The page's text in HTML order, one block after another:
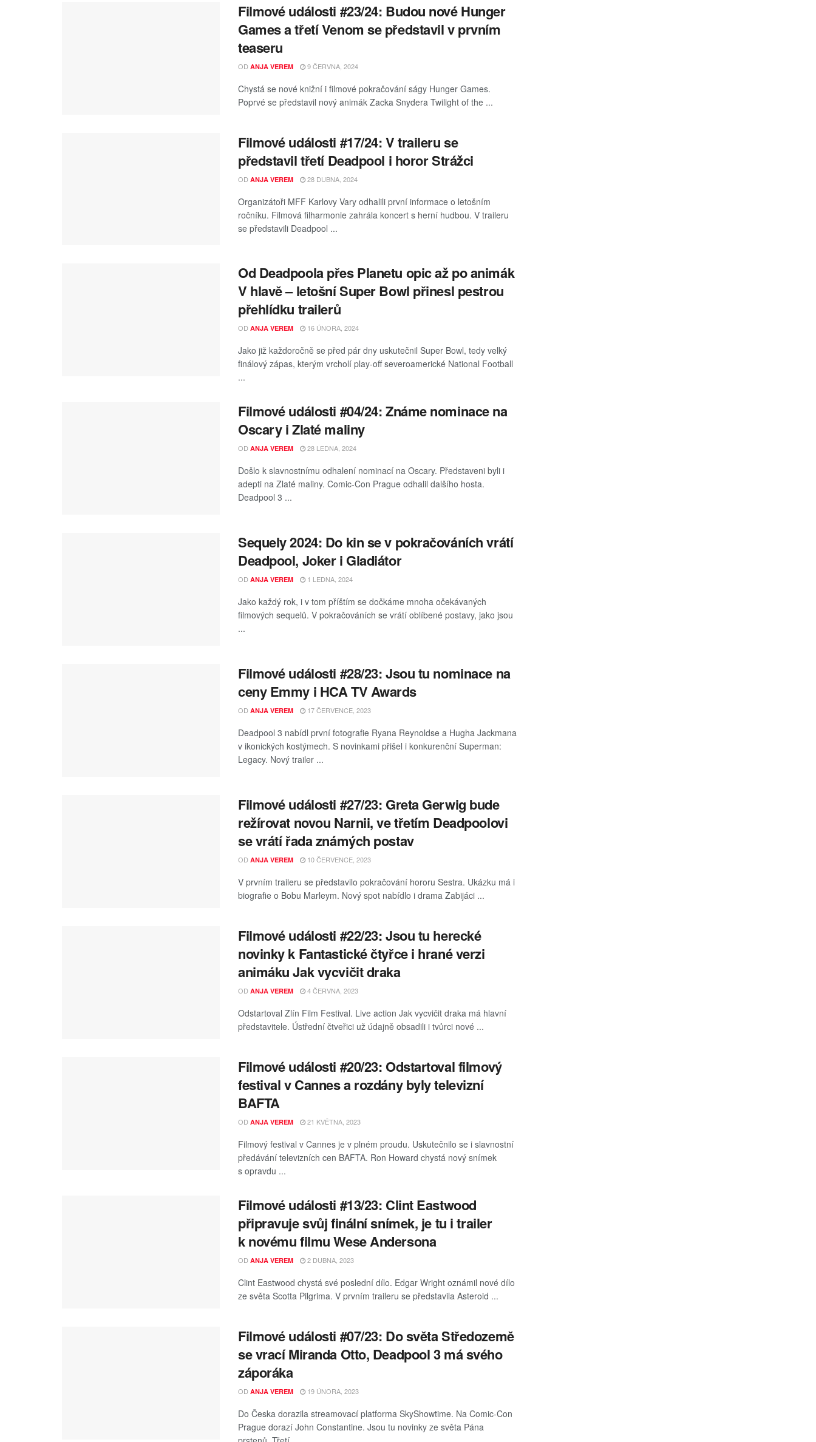
Filmové události #23/24: Budou nové Hunger
Games a třetí Venom se představil v prvním
teaseru
OD ANJA VEREM 9 ČERVNA, 2024
Chystá se nové knižní i filmové pokračování ságy Hunger Games.
Poprvé se představil nový animák Zacka Snydera Twilight of the ...
Filmové události #17/24: V traileru se
představil třetí Deadpool i horor Strážci
OD ANJA VEREM 28 DUBNA, 2024
Organizátoři MFF Karlovy Vary odhalili první informace o letošním
ročníku. Filmová filharmonie zahrála koncert s herní hudbou. V traileru
se představili Deadpool ...
Od Deadpoola přes Planetu opic až po animák
V hlavě – letošní Super Bowl přinesl pestrou
přehlídku trailerů
OD ANJA VEREM 16 ÚNORA, 2024
Jako již každoročně se před pár dny uskutečnil Super Bowl, tedy velký
finálový zápas, kterým vrcholí play-off severoamerické National Football
...
Filmové události #04/24: Známe nominace na
Oscary i Zlaté maliny
OD ANJA VEREM 28 LEDNA, 2024
Došlo k slavnostnímu odhalení nominací na Oscary. Představeni byli i
adepti na Zlaté maliny. Comic-Con Prague odhalil dalšího hosta.
Deadpool 3 ...
Sequely 2024: Do kin se v pokračováních vrátí
Deadpool, Joker i Gladiátor
OD ANJA VEREM 1 LEDNA, 2024
Jako každý rok, i v tom příštím se dočkáme mnoha očekávaných
filmových sequelů. V pokračováních se vrátí oblíbené postavy, jako jsou
...
Filmové události #28/23: Jsou tu nominace na
ceny Emmy i HCA TV Awards
OD ANJA VEREM 17 ČERVENCE, 2023
Deadpool 3 nabídl první fotografie Ryana Reynoldse a Hugha Jackmana
v ikonických kostýmech. S novinkami přišel i konkurenční Superman:
Legacy. Nový trailer ...
Filmové události #27/23: Greta Gerwig bude
režírovat novou Narnii, ve třetím Deadpoolovi
se vrátí řada známých postav
OD ANJA VEREM 10 ČERVENCE, 2023
V prvním traileru se představilo pokračování hororu Sestra. Ukázku má i
biografie o Bobu Marleym. Nový spot nabídlo i drama Zabijáci ...
Filmové události #22/23: Jsou tu herecké
novinky k Fantastické čtyřce i hrané verzi
animáku Jak vycvičit draka
OD ANJA VEREM 4 ČERVNA, 2023
Odstartoval Zlín Film Festival. Live action Jak vycvičit draka má hlavní
představitele. Ústřední čtveřici už údajně obsadili i tvůrci nové ...
Filmové události #20/23: Odstartoval filmový
festival v Cannes a rozdány byly televizní
BAFTA
OD ANJA VEREM 21 KVĚTNA, 2023
Filmový festival v Cannes je v plném proudu. Uskutečnilo se i slavnostní
předávání televizních cen BAFTA. Ron Howard chystá nový snímek
s opravdu ...
Filmové události #13/23: Clint Eastwood
připravuje svůj finální snímek, je tu i trailer
k novému filmu Wese Andersona
OD ANJA VEREM 2 DUBNA, 2023
Clint Eastwood chystá své poslední dílo. Edgar Wright oznámil nové dílo
ze světa Scotta Pilgrima. V prvním traileru se představila Asteroid ...
Filmové události #07/23: Do světa Středozemě
se vrací Miranda Otto, Deadpool 3 má svého
záporáka
OD ANJA VEREM 19 ÚNORA, 2023
Do Česka dorazila streamovací platforma SkyShowtime. Na Comic-Con
Prague dorazí John Constantine. Jsou tu novinky ze světa Pána